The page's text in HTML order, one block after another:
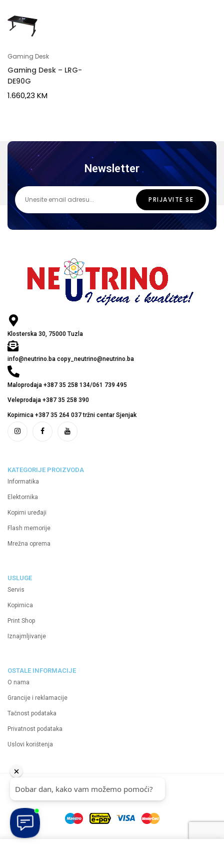
Gaming Desk
Gaming Desk – LRG-
DE90G
1.660,23 KM
Newsletter
Klosterska 30, 75000 Tuzla
info@neutrino.ba copy_neutrino@neutrino.ba
Maloprodaja +387 35 258 134/061 739 495
Veleprodaja +387 35 258 390
Kopirnica +387 35 264 037 tržni centar Sjenjak
KATEGORIJE PROIZVODA
Informatika
Elektornika
Kopirni uređaji
Flash memorije
Mrežna oprema
USLUGE
Servis
Kopirnica
Print Shop
Iznajmljivanje
OSTALE INFORMACIJE
O nama
Grancije i reklamacije
Tačnost podataka
Privatnost podataka
Uslovi korištenja
2024 Neutrino d.o.o.